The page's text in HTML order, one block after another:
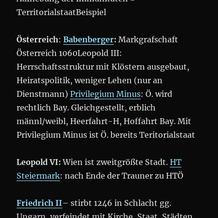
TerritorialstaatBeispiel
Österreich:Babenberger: Markgrafschaft
Österreich 1060Leopold III:
Herrschaftsstruktur mit Klöstern ausgebaut,
Heiratspolitik, weniger Lehen (nur an
Dienstmann)Privilegium Minus: Ö. wird
rechtlich Bay. Gleichgestellt, erblich
männl/weibl, Heerfahrt-H, Hoffahrt Bay. Mit
Privilegium Minus ist Ö. bereits Teritorialstaat
Leopold VI: Wien ist zweitgrößte Stadt.HT
Steiermark: nach Ende der Trauner zu HTÖ
Friedrich II– stirbt 1246 in Schlacht gg.